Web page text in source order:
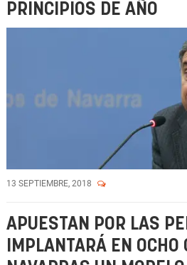
PRINCIPIOS DE AÑO
13 SEPTIEMBRE, 2018
APUESTAN POR LAS
IMPLANTARÁ EN